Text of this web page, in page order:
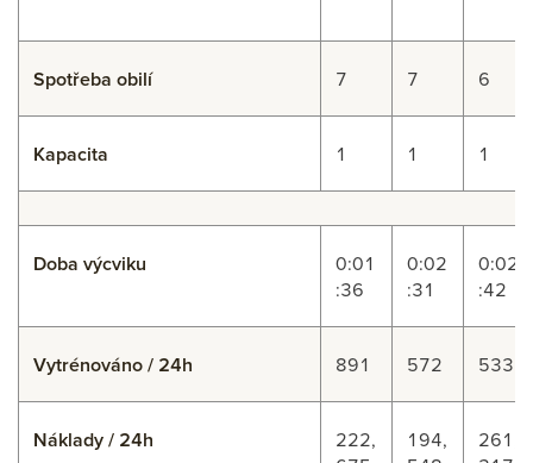
Spotřeba obilí 7 7 6
Kapacita 1 1 1
Doba výcviku
0:01
:36
0:02
:31
0:02
:42
Vytrénováno / 24h 891 572 533
Náklady / 24h
222,
194,
261,